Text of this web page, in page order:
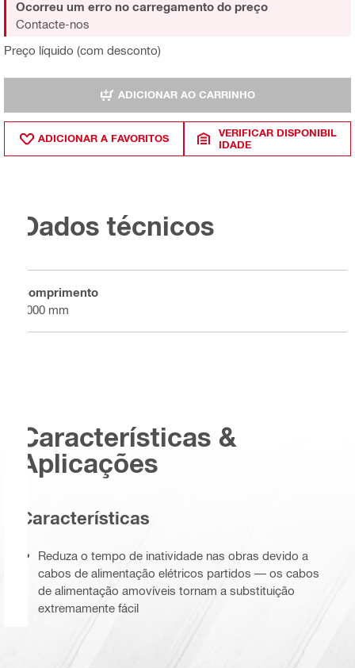
Preço líquido (com desconto)
Ocorreu um erro no carregamento do preço
Contacte-nos
ADICIONAR AO CARRINHO
ADICIONAR A FAVORITOS
VERIFICAR DISPONIBIL
IDADE
Dados técnicos
Comprimento
4000 mm
Características &
Aplicações
Características
Reduza o tempo de inatividade nas obras devido a
cabos de alimentação elétricos partidos — os cabos
de alimentação amovíveis tornam a substituição
extremamente fácil